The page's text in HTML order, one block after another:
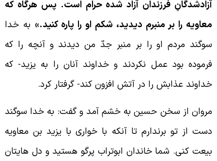
فرزندان آزاد شده حرام است. پس هرگاه كه
را بر منبرم ديديد، شكم او را پاره كنيد.»به خدا
مردم او را بر منبر جدّ من ديدند و آنچه را كه
بود عمل نكردند و خداوند آنان را به يزيد- كه
عذابش را در آتش افزون كند- گرفتار كرد.
از سخن حسين به خشم آمد و گفت: به خدا سوگند
از تو برندارم تا آنكه با خوارى با يزيد بن معاويه
كنى. شما خاندان ابوتراب پرگو هستيد و دل هايتان